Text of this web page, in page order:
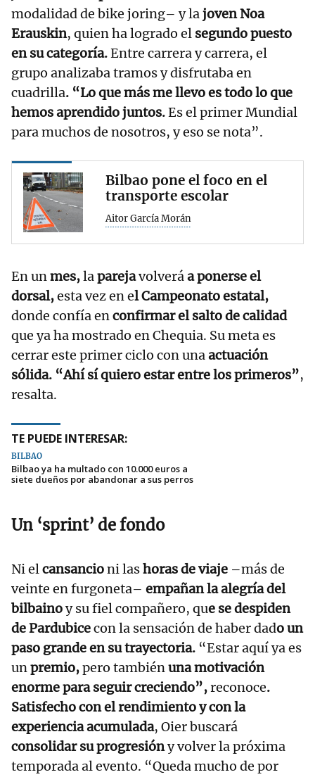
modalidad de bike joring– y lajoven Noa
Erauskin, quien ha logrado el segundo puesto
en su categoría.Entre carrera y carrera, el
grupo analizaba tramos y disfrutaba en
cuadrilla. “Lo que más me llevo es todo lo que
hemos aprendido juntos.Es el primer Mundial
para muchos de nosotros, y eso se nota”.
Bilbao pone el foco en el
transporte escolar
Aitor García Morán
En unmes,laparejavolveráa ponerse el
dorsal,esta vez en el Campeonato estatal,
donde confía enconfirmar el salto de calidad
que ya ha mostrado en Chequia. Su meta es
cerrar este primer ciclo con unaactuación
sólida. “Ahí sí quiero estar entre los primeros”,
resalta.
TE PUEDE INTERESAR:
BILBAO
Bilbao ya ha multado con 10.000 euros a
siete dueños por abandonar a sus perros
Un ‘sprint’ de fondo
Ni elcansancioni lashoras de viaje –más de
veinte en furgoneta– empañan la alegría del
bilbainoy su fiel compañero, que se despiden
de Pardubicecon la sensación de haber dado un
paso grande en su trayectoria. “Estar aquí ya es
unpremio,pero tambiénuna motivación
enorme para seguir creciendo”,reconoce.
Satisfecho con el rendimiento y con la
experiencia acumulada, Oier buscará
consolidar su progresióny volver la próxima
temporada al evento. “Queda mucho de por